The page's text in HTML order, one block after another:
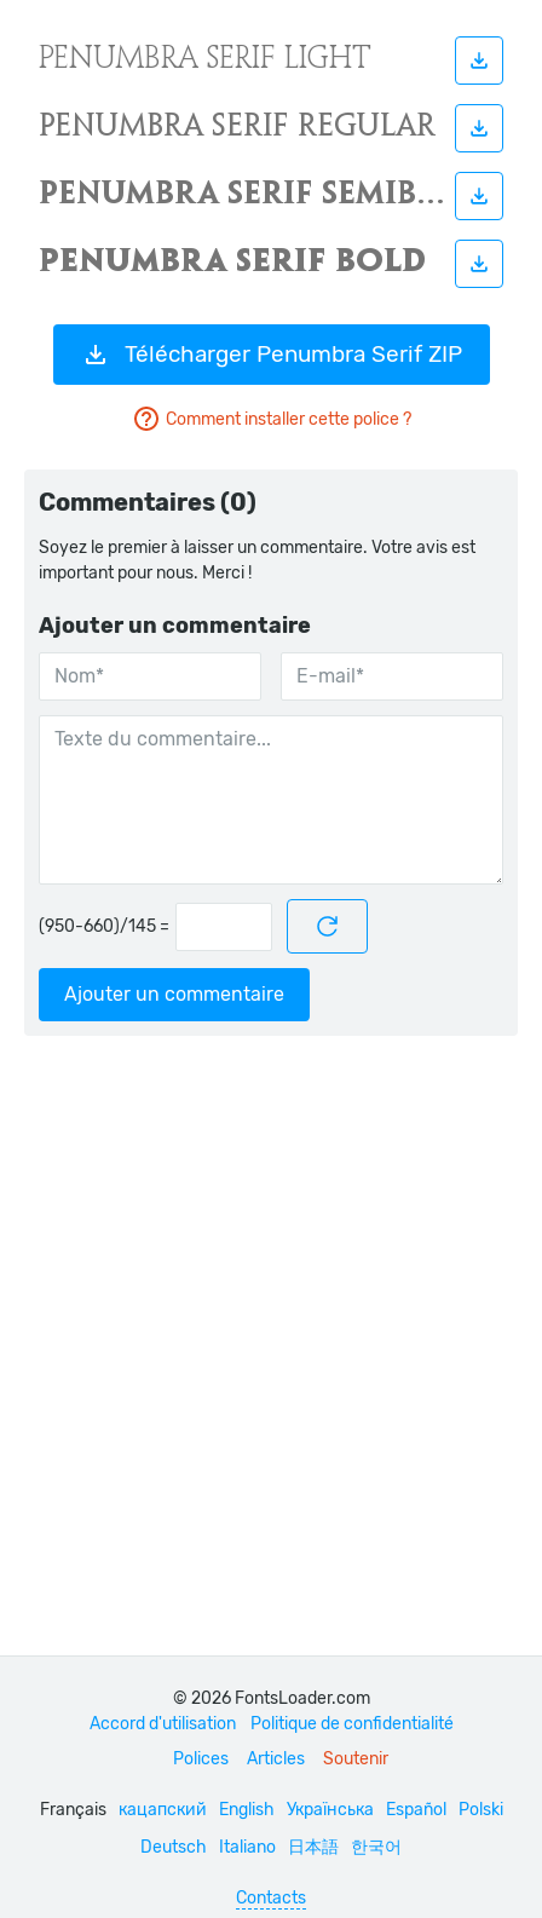
Télécharger Penumbra Serif ZIP
Comment installer cette police ?
Commentaires (0)
Soyez le premier à laisser un commentaire. Votre avis est
important pour nous. Merci !
Ajouter un commentaire
=
Ajouter un commentaire
© 2026 FontsLoader.com
Accord d'utilisation
Politique de confidentialité
Polices
Articles Soutenir
Français кацапский English Українська Español
Polski
Deutsch
Italiano 日本語 한국어
Contacts